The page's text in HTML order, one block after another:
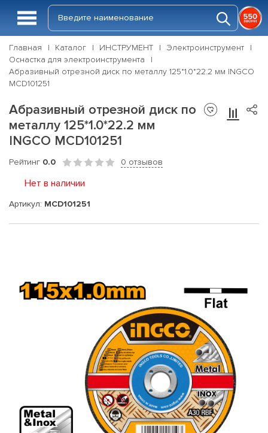
Главная Каталог ИНСТРУМЕНТ
Электроинструмент
Оснастка для электроинструмента
Абразивный отрезной диск по металлу 125*1.0*22.2 мм INGCO
MCD101251
Абразивный отрезной диск по
металлу 125*1.0*22.2 мм
INGCO MCD101251
Рейтинг 0.0 0 отзывов
Нет в наличии
Артикул: MCD101251